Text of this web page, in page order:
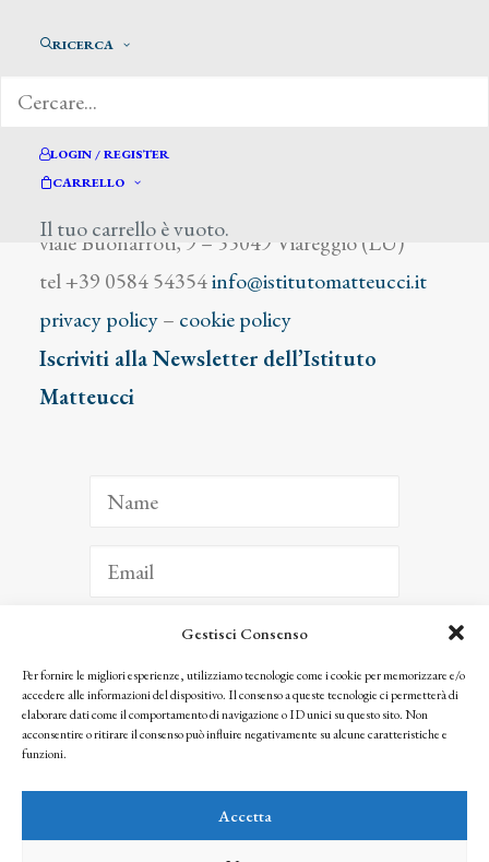
Gestisci Consenso
Per fornire le migliori esperienze, utilizziamo tecnologie come i cookie per memorizzare e/o
accedere alle informazioni del dispositivo. Il consenso a queste tecnologie ci permetterà di
elaborare dati come il comportamento di navigazione o ID unici su questo sito. Non
acconsentire o ritirare il consenso può influire negativamente su alcune caratteristiche e
funzioni.
Accetta
RICERCA
LOGIN / REGISTER
CARRELLO
Il tuo carrello è vuoto.
viale Buonarroti, 9 – 55049 Viareggio (LU)
tel +39 0584 54354info@istitutomatteucci.it
privacy policy– cookie policy
Iscriviti alla Newsletter dell’Istituto
Matteucci
ISCRIVITI
Facendo clic per iscriverti, riconosci che le tue informazioni saranno trattate
seguendo la nostra Privacy Policy
© 2025 Istituto Matteucci. All right reserved
l’autorizzazione scritta dei proprietari dei diritti e dell’Istituto Matteucci